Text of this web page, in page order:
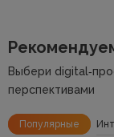
Выбери
перспективами
Популярные